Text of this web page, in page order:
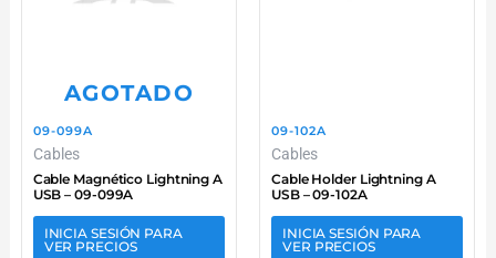
AGOTADO
09-099A
Cables
Cable Magnético Lightning A
USB – 09-099A
INICIA SESIÓN PARA
VER PRECIOS
09-102A
Cables
Cable Holder Lightning A
USB – 09-102A
INICIA SESIÓN PARA
VER PRECIOS